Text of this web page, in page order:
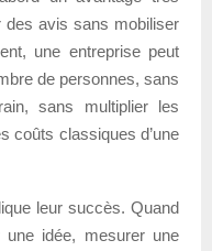
des avis sans mobiliser
une entreprise peut
de personnes, sans
sans multiplier les
coûts classiques d’une
leur succès. Quand
idée, mesurer une